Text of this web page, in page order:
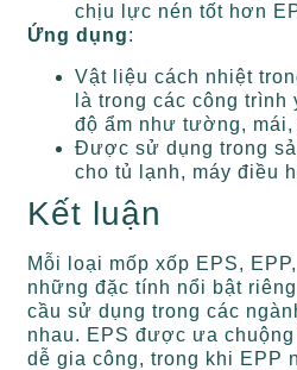
chịu lực nén tốt hơn
Ứng dụng:
Vật liệu cách nhiệt
là trong các công trình
độ ẩm như tường, mái,
Được sử dụng trong
cho tủ lạnh, máy điều
Kết luận
Mỗi loại mốp xốp EPS,
những đặc tính nổi bật
cầu sử dụng trong các
nhau. EPS được ưa
dễ gia công, trong khi EPP